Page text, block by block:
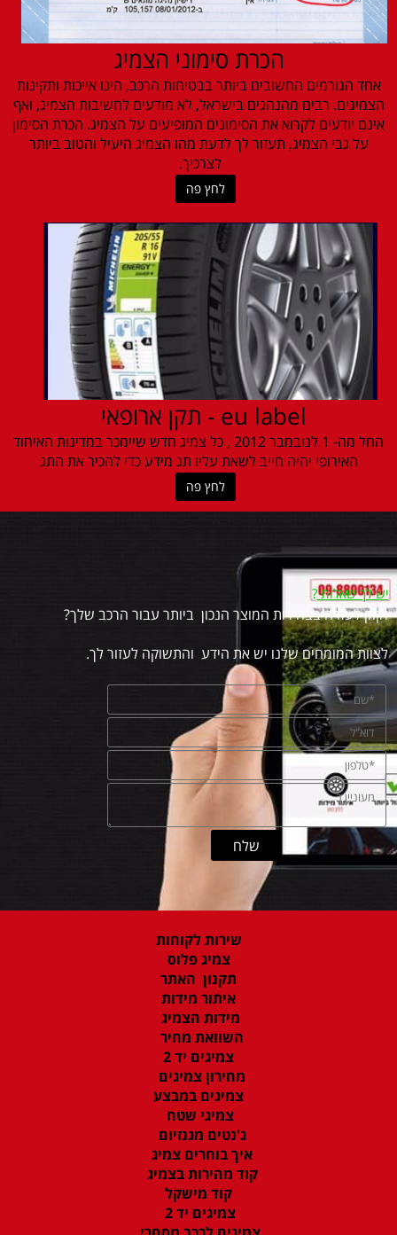
הכרת סימוני הצמיג
אחד הגורמים החשובים ביותר בבטיחות הרכב, הינו אייכות ותקינות
הצמיגים. רבים מהנהגים בישראל, לא מודעים לחשיבות הצמיג, ואף
אינם יודעים לקרוא את הסימונים המופיעים על הצמיג. הכרת הסימון
על גבי הצמיג, תעזור לך לדעת מהו הצמיג היעיל והטוב ביותר
לצרכיך.
לחץ פה
eu label - תקן ארופאי
החל מה- 1 לנובמבר 2012 , כל צמיג חדש שיימכר במדינות האיחוד
האירופי יהיה חייב לשאת עליו תג מידע כדי להכיר את התג
לחץ פה
יש לך שאלות?
זקוק לעזרה בבחירות המוצר הנכון ביותר עבור הרכב שלך?
לצוות המומחים שלנו יש את הידע והתשוקה לעזור לך.
שירות לקוחות
צמיג פלוס
תקנון האתר
איתור מידות
מידות הצמיג
השוואת מחיר
צמיגים יד 2
מחירון צמיגים
צמיגים במבצע
צמיגי שטח
ג'נטים מגנזיום
איך בוחרים צמיג
קוד מהירות בצמיג
קוד מישקל
צמיגים יד 2